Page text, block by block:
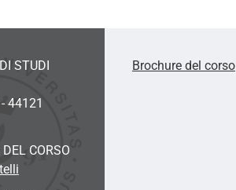
STUDI
44121
CORSO
Brochure del corso